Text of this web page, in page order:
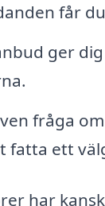
får
ger
fråga
fatta ett
har